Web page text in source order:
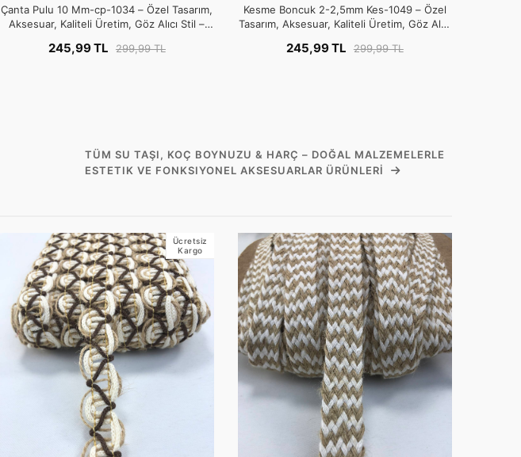
Çanta Pulu 10 Mm-cp-1034 – Özel Tasarım,
Aksesuar, Kaliteli Üretim, Göz Alıcı Stil –
245,99 TL 299,99 TL
Kesme Boncuk 2-2,5mm Kes-1049 – Özel
Tasarım, Aksesuar, Kaliteli Üretim, Göz Alıcı
245,99 TL 299,99 TL
TÜM SU TAŞI, KOÇ BOYNUZU & HARÇ – DOĞAL MALZEMELERLE
ESTETIK VE FONKSIYONEL AKSESUARLAR ÜRÜNLERI
Ücretsiz
Kargo